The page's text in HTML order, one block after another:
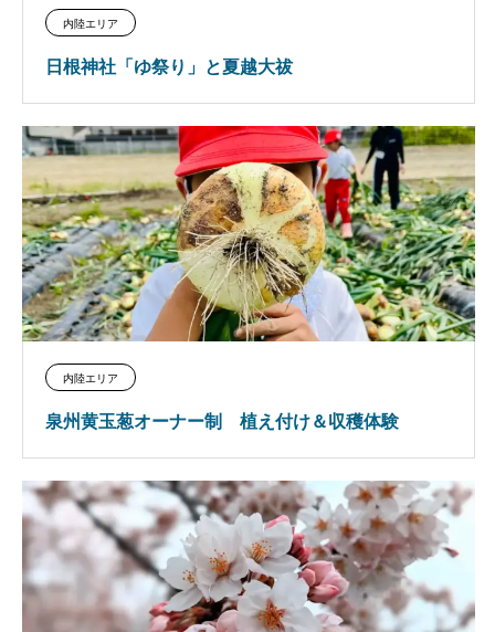
内陸エリア
日根神社「ゆ祭り」と夏越大祓
内陸エリア
泉州黄玉葱オーナー制 植え付け＆収穫体験